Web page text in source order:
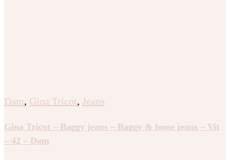
Dam, Gina Tricot, Jeans
Gina Tricot – Baggy jeans – Baggy & loose jeans – Vit
– 42 – Dam